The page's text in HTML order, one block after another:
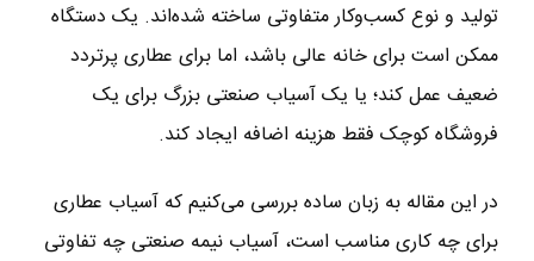
تولید و نوع کسب‌وکار متفاوتی ساخته شده‌اند. یک دستگاه
ممکن است برای خانه عالی باشد، اما برای عطاری پرتردد
ضعیف عمل کند؛ یا یک آسیاب صنعتی بزرگ برای یک
فروشگاه کوچک فقط هزینه اضافه ایجاد کند.
در این مقاله به زبان ساده بررسی می‌کنیم که آسیاب عطاری
برای چه کاری مناسب است، آسیاب نیمه صنعتی چه تفاوتی